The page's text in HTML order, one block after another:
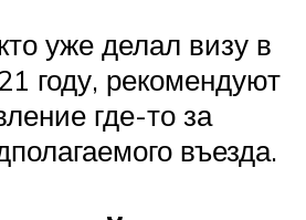
уже делал визу в
году, рекомендуют
где-то за
въезда.